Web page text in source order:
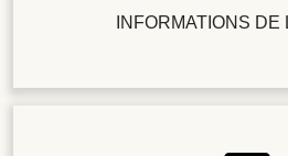
INFORMATIONS DE